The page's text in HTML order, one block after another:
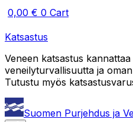
0,00 € 0 Cart
Katsastus
Veneen katsastus kannattaa
veneilyturvallisuutta ja
Tutustu myös
Suomen Purjehdus ja